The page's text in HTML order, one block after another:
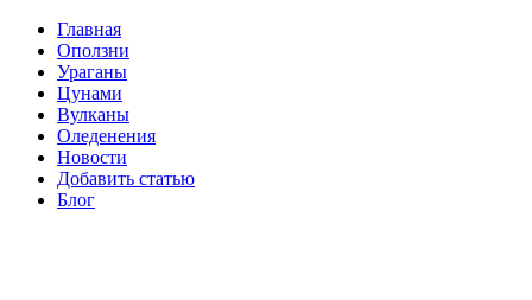
Главная
Оползни
Ураганы
Цунами
Вулканы
Оледенения
Новости
Добавить статью
Блог